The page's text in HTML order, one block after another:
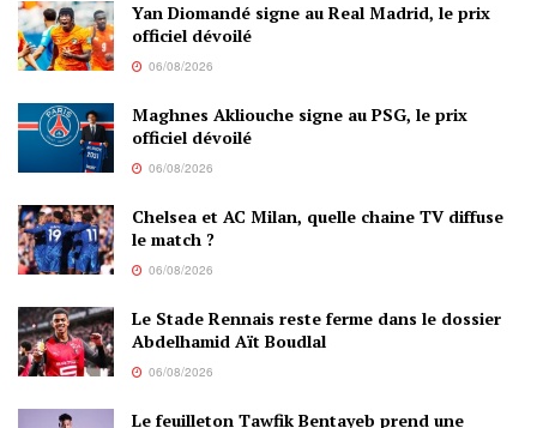
Yan Diomandé signe au Real Madrid, le prix
officiel dévoilé
06/08/2026
Maghnes Akliouche signe au PSG, le prix
officiel dévoilé
06/08/2026
Chelsea et AC Milan, quelle chaine TV diffuse
le match ?
06/08/2026
Le Stade Rennais reste ferme dans le dossier
Abdelhamid Aït Boudlal
06/08/2026
Le feuilleton Tawfik Bentayeb prend une